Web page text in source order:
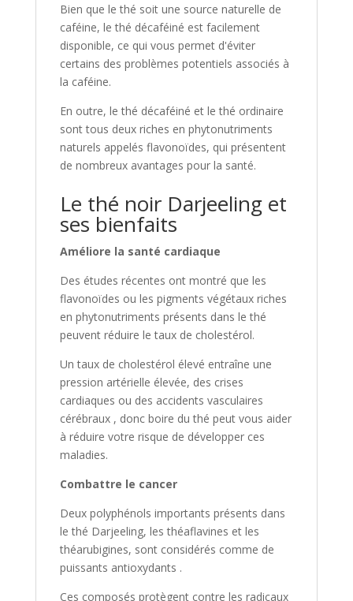
Bien que le thé soit une source naturelle de
caféine, le thé décaféiné est facilement
disponible, ce qui vous permet d'éviter
certains des problèmes potentiels associés à
la caféine.
En outre, le thé décaféiné et le thé ordinaire
sont tous deux riches en phytonutriments
naturels appelés flavonoïdes, qui présentent
de nombreux avantages pour la santé.
Le thé noir Darjeeling et
ses bienfaits
Améliore la santé cardiaque
Des études récentes ont montré que les
flavonoïdes ou les pigments végétaux riches
en phytonutriments présents dans le thé
peuvent réduire le taux de cholestérol.
Un taux de cholestérol élevé entraîne une
pression artérielle élevée, des crises
cardiaques ou des accidents vasculaires
cérébraux , donc boire du thé peut vous aider
à réduire votre risque de développer ces
maladies.
Combattre le cancer
Deux polyphénols importants présents dans
le thé Darjeeling, les théaflavines et les
théarubigines, sont considérés comme de
puissants antioxydants .
Ces composés protègent contre les radicaux